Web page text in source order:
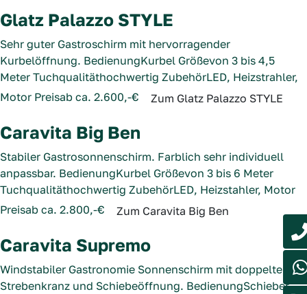
Glatz Palazzo STYLE
Sehr guter Gastroschirm mit hervorragender
Kurbelöffnung. BedienungKurbel Größevon 3 bis 4,5
Meter Tuchqualitäthochwertig ZubehörLED, Heizstrahler,
Motor Preisab ca. 2.600,-€ Zum Glatz Palazzo STYLE
Caravita Big Ben
Stabiler Gastrosonnenschirm. Farblich sehr individuell
anpassbar. BedienungKurbel Größevon 3 bis 6 Meter
Tuchqualitäthochwertig ZubehörLED, Heizstahler, Motor
Preisab ca. 2.800,-€ Zum Caravita Big Ben
Caravita Supremo
Windstabiler Gastronomie Sonnenschirm mit doppeltem
Strebenkranz und Schiebeöffnung. BedienungSchieber